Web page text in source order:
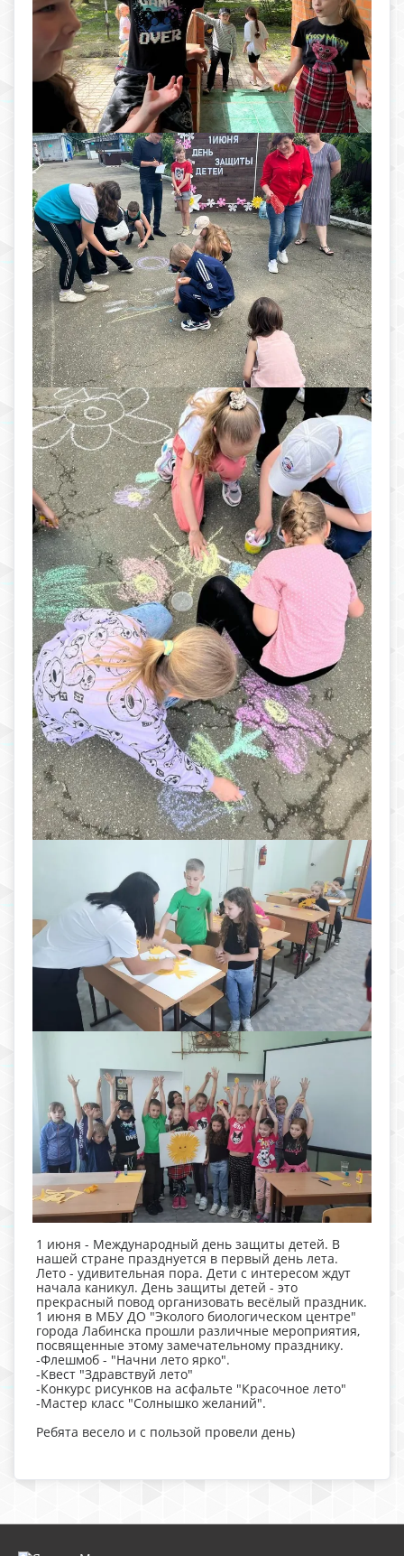
1 июня - Международный день защиты детей. В
нашей стране празднуется в первый день лета.
Лето - удивительная пора. Дети с интересом ждут
начала каникул. День защиты детей - это
прекрасный повод организовать весёлый праздник.
1 июня в МБУ ДО "Эколого биологическом центре"
города Лабинска прошли различные мероприятия,
посвященные этому замечательному празднику.
-Флешмоб - "Начни лето ярко".
-Квест "Здравствуй лето"
-Конкурс рисунков на асфальте "Красочное лето"
-Мастер класс "Солнышко желаний".
Ребята весело и с пользой провели день)